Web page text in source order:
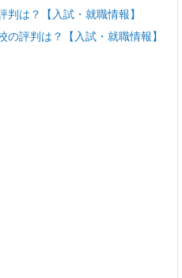
判は？【入試・就職情報】
評判は？【入試・就職情報】